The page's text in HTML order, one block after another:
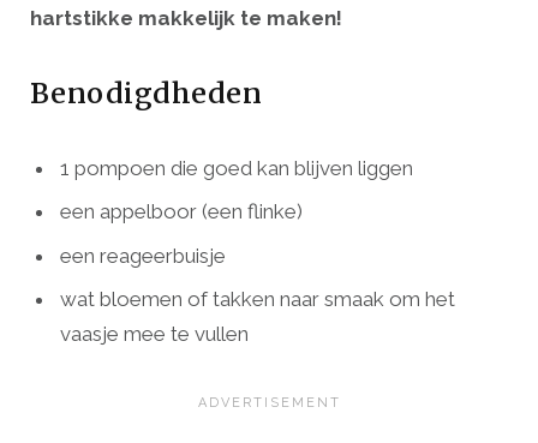
hartstikke makkelijk te maken!
Benodigdheden
1 pompoen die goed kan blijven liggen
een appelboor (een flinke)
een reageerbuisje
wat bloemen of takken naar smaak om het
vaasje mee te vullen